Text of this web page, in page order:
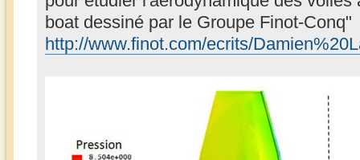
boat dessiné par le Groupe Finot-Conq"
http://www.finot.com/ecrits/